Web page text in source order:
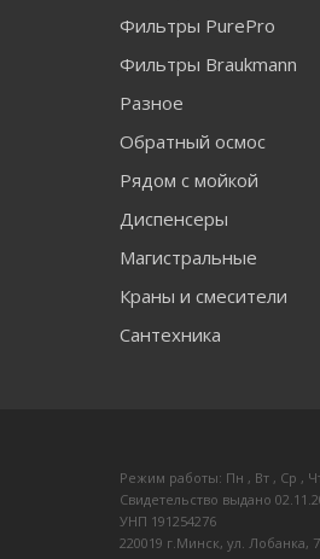
Фильтры PurePro
Фильтры Braukmann
Разное
Обратный осмос
Рядом с мойкой
Диспенсеры
Магистральные
Краны и смесители
Сантехника
Режим работы: Пн , Вт , Ср ,
Свидетельство выдано
УНП 191254276
220019 г.Минск, ул. Лобанка,